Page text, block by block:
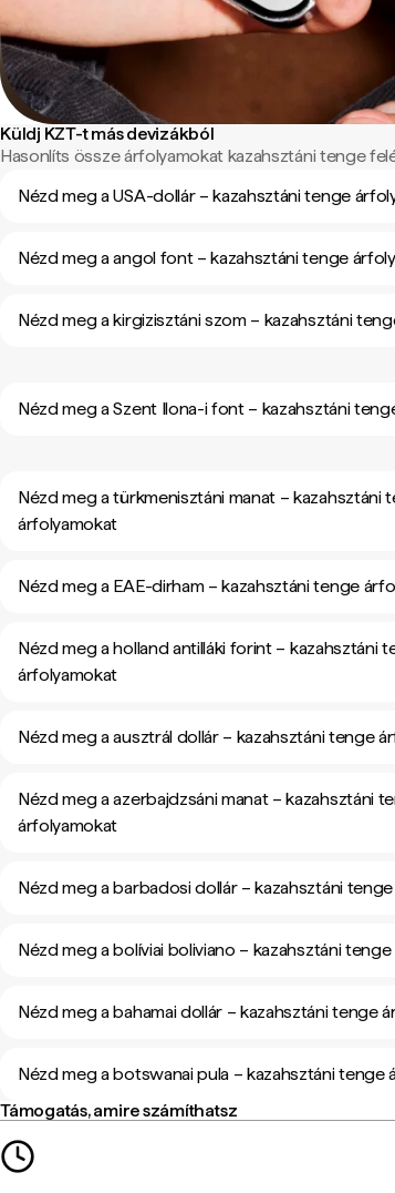
Küldj KZT-t más devizákból
Hasonlíts össze árfolyamokat kazahsztáni tenge
Nézd meg a USA-dollár – kazahsztáni tenge
Nézd meg a angol font – kazahsztáni tenge
Nézd meg a kirgizisztáni szom – kazahsztáni
Nézd meg a Szent Ilona-i font – kazahsztáni
Nézd meg a türkmenisztáni manat – kazahsztáni
árfolyamokat
Nézd meg a EAE-dirham – kazahsztáni tenge
Nézd meg a holland antilláki forint – kazahsztáni
árfolyamokat
Nézd meg a ausztrál dollár – kazahsztáni tenge
Nézd meg a azerbajdzsáni manat – kazahsztáni
árfolyamokat
Nézd meg a barbadosi dollár – kazahsztáni
Nézd meg a bolíviai boliviano – kazahsztáni
Nézd meg a bahamai dollár – kazahsztáni tenge
Nézd meg a botswanai pula – kazahsztáni tenge
Támogatás, amire számíthatsz